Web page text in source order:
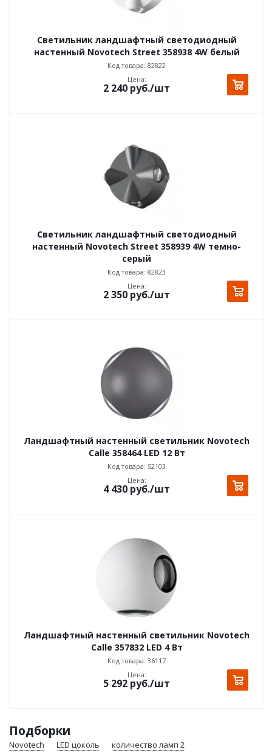
Светильник ландшафтный светодиодный
настенный Novotech Street 358938 4W белый
Код товара: 82822
Цена:
2 240 руб./шт
Светильник ландшафтный светодиодный
настенный Novotech Street 358939 4W темно-
серый
Код товара: 82823
Цена:
2 350 руб./шт
Ландшафтный настенный светильник Novotech
Calle 358464 LED 12 Вт
Код товара: 52103
Цена:
4 430 руб./шт
Ландшафтный настенный светильник Novotech
Calle 357832 LED 4 Вт
Код товара: 36117
Цена:
5 292 руб./шт
Подборки
Novotech LED цоколь количество ламп 2